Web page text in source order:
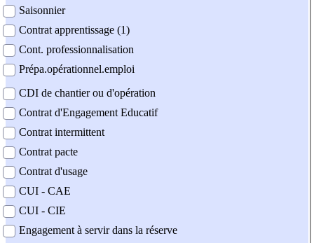
Saisonnier
Contrat apprentissage (1)
Cont. professionnalisation
Prépa.opérationnel.emploi
CDI de chantier ou d'opération
Contrat d'Engagement Educatif
Contrat intermittent
Contrat pacte
Contrat d'usage
CUI - CAE
CUI - CIE
Engagement à servir dans la réserve